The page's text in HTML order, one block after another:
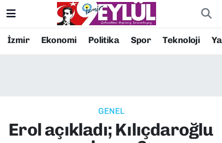
İzmir Ekonomi Politika Spor Teknoloji
GENEL
Erol açıkladı; Kılıçdaroğlu
Resmi İlanlar
EKONOMİ
Konak Nöbetçi Eczaneler
Süper Lig Puan Durumu ve Fikstür
Tüm Manşetler